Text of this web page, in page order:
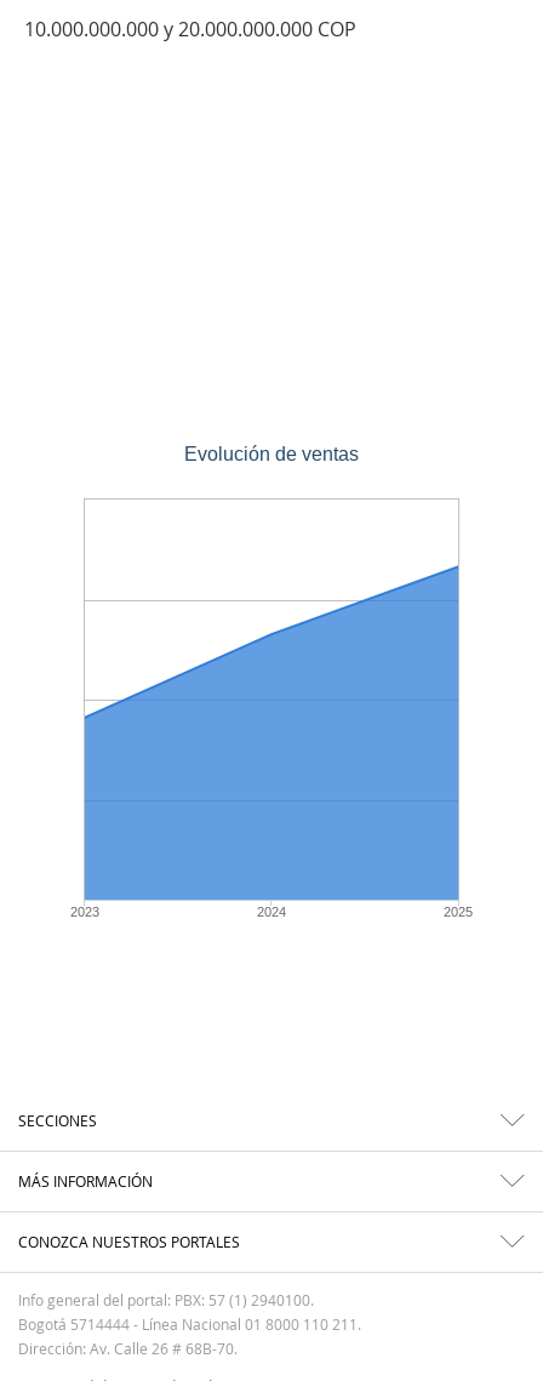
10.000.000.000 y 20.000.000.000 COP
Evolución de ventas
2023 2024 2025
SECCIONES
MÁS INFORMACIÓN
CONOZCA NUESTROS PORTALES
Info general del portal: PBX: 57 (1) 2940100.
Bogotá 5714444 - Línea Nacional 01 8000 110 211.
Dirección: Av. Calle 26 # 68B-70.